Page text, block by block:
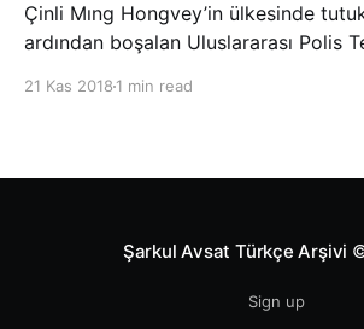
Çinli Mıng Hongvey’in ülkesinde
ardından boşalan Uluslararası Polis
21 Kas 2018 1 min read
Şarkul Avsat Türkçe Arşivi
Sign up